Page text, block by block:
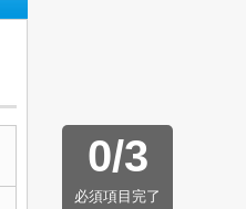
0/3
必須項目完了